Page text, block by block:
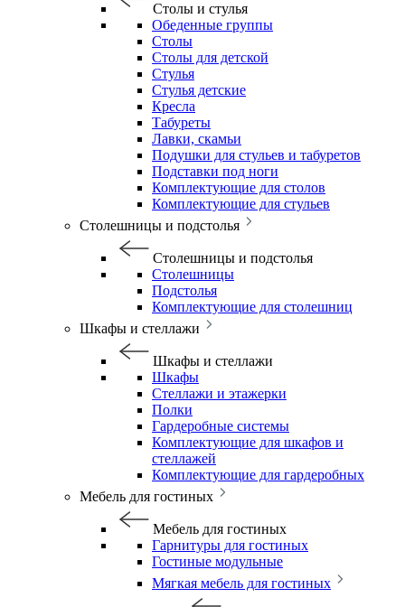
Столы и стулья
Обеденные группы
Столы
Столы для детской
Стулья
Стулья детские
Кресла
Табуреты
Лавки, скамьи
Подушки для стульев и табуретов
Подставки под ноги
Комплектующие для столов
Комплектующие для стульев
Столешницы и подстолья
Столешницы и подстолья
Столешницы
Подстолья
Комплектующие для столешниц
Шкафы и стеллажи
Шкафы и стеллажи
Шкафы
Стеллажи и этажерки
Полки
Гардеробные системы
Комплектующие для шкафов и
стеллажей
Комплектующие для гардеробных
Мебель для гостиных
Мебель для гостиных
Гарнитуры для гостиных
Гостиные модульные
Мягкая мебель для гостиных